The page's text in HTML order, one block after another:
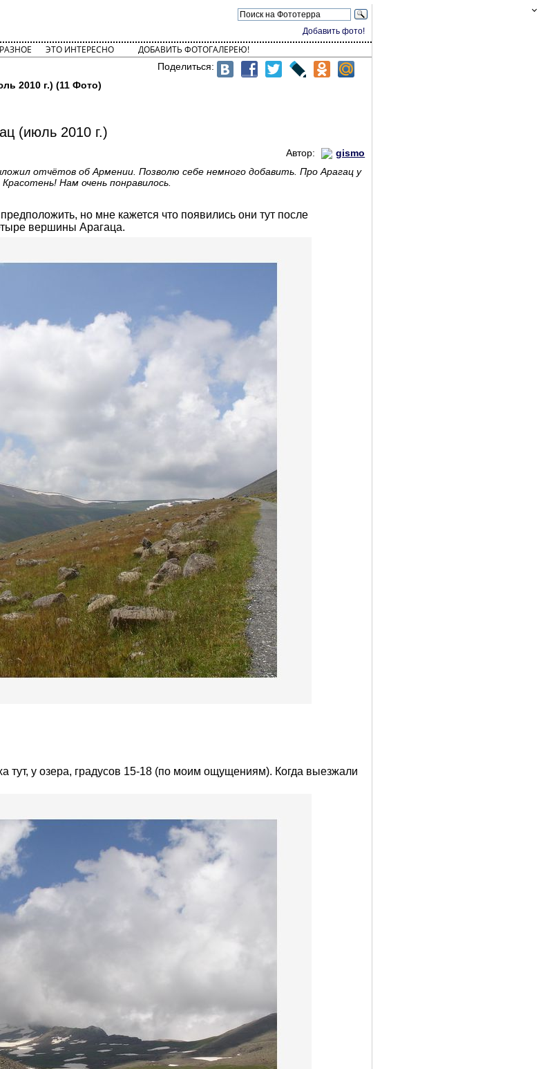
Добавить фото!
РАЗНОЕ ЭТО ИНТЕРЕСНО ДОБАВИТЬ ФОТОГАЛЕРЕЮ!
Поделиться:
2010 г.) (11 Фото)
(июль 2010 г.)
Автор:
gismo
отчётов об Армении. Позволю себе немного добавить. Про Арагац у
Нам очень понравилось.
но мне кажется что появились они тут после
вершины Арагаца.
тут, у озера, градусов 15-18 (по моим ощущениям). Когда выезжали